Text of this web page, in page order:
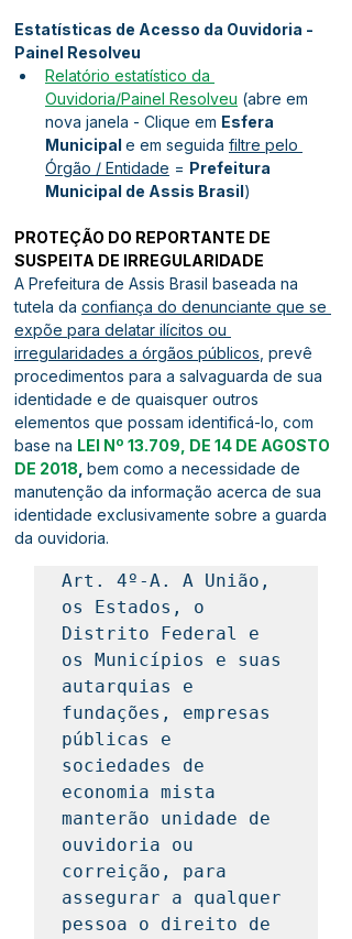
Estatísticas de Acesso da Ouvidoria -
Painel Resolveu
Relatório estatístico da
Ouvidoria/Painel Resolveu (abre em
nova janela - Clique em Esfera
Municipal e em seguida filtre pelo
Órgão / Entidade = Prefeitura
Municipal de Assis Brasil)
PROTEÇÃO DO REPORTANTE DE
SUSPEITA DE IRREGULARIDADE
A Prefeitura de Assis Brasil baseada na
tutela da confiança do denunciante que se
expõe para delatar ilícitos ou
irregularidades a órgãos públicos , prevê
procedimentos para a salvaguarda de sua
identidade e de quaisquer outros
elementos que possam identificá-lo, com
base na LEI Nº 13.709, DE 14 DE AGOSTO
DE 2018 bem como a necessidade de
manutenção da informação acerca de sua
identidade exclusivamente sobre a guarda
da ouvidoria.
Art. 4º-A. A União,
os Estados, o
Distrito Federal e
os Municípios e suas
autarquias e
fundações, empresas
públicas e
sociedades de
economia mista
manterão unidade de
ouvidoria ou
correição, para
assegurar a qualquer
pessoa o direito de